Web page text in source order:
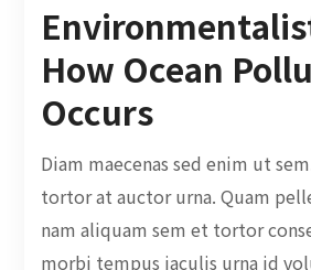
How Ocean
Occurs
Diam maecenas sed enim ut
tortor at auctor urna. Quam
nam aliquam sem et tortor
morbi tempus iaculis urna id